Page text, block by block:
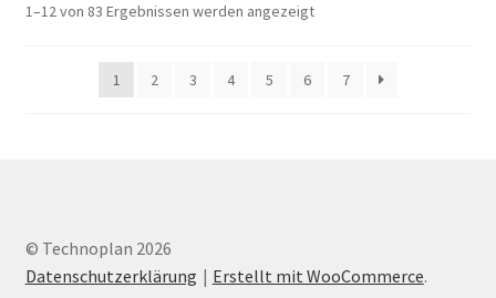
auf
1–12 von 83 Ergebnissen werden angezeigt
1 2 3 4 5 6 7
© Technoplan 2026
Datenschutzerklärung
Erstellt mit WooCommerce.